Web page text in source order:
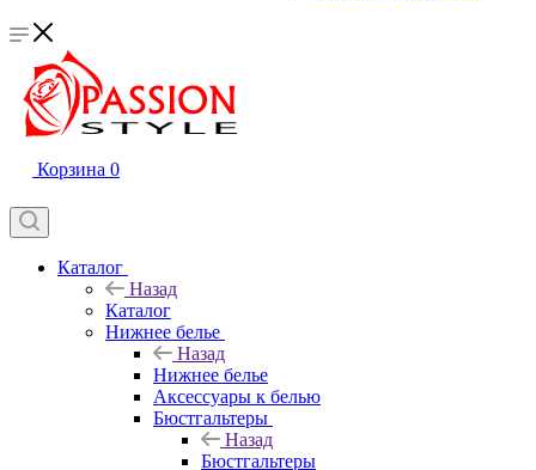
Корзина 0
Каталог
Назад
Каталог
Нижнее белье
Назад
Нижнее белье
Аксессуары к белью
Бюстгальтеры
Назад
Бюстгальтеры